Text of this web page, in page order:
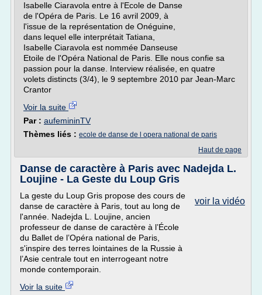
Isabelle Ciaravola entre à l'Ecole de Danse
de l'Opéra de Paris. Le 16 avril 2009, à
l'issue de la représentation de Onéguine,
dans lequel elle interprétait Tatiana,
Isabelle Ciaravola est nommée Danseuse
Etoile de l'Opéra National de Paris. Elle nous confie sa
passion pour la danse. Interview réalisée, en quatre
volets distincts (3/4), le 9 septembre 2010 par Jean-Marc
Crantor
Voir la suite
Par : aufemininTV
Thèmes liés : ecole de danse de l opera national de paris
Haut de page
Danse de caractère à Paris avec Nadejda L.
Loujine - La Geste du Loup Gris
voir la vidéo
La geste du Loup Gris propose des cours de
danse de caractère à Paris, tout au long de
l'année. Nadejda L. Loujine, ancien
professeur de danse de caractère à l’École
du Ballet de l’Opéra national de Paris,
s'inspire des terres lointaines de la Russie à
l’Asie centrale tout en interrogeant notre
monde contemporain.
Voir la suite